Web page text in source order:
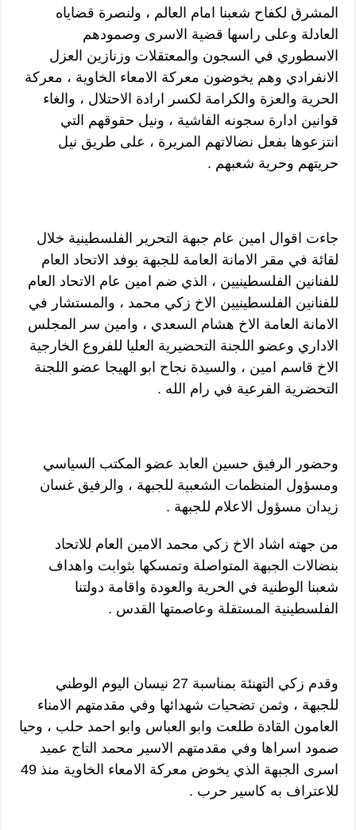
المشرق لكفاح شعبنا امام العالم ، ولنصرة قضاياه
العادلة وعلى راسها قضية الاسرى وصمودهم
الاسطوري في السجون والمعتقلات وزنازين العزل
الانفرادي وهم يخوضون معركة الامعاء الخاوية ، معركة
الحرية والعزة والكرامة لكسر ارادة الاحتلال ، والغاء
قوانين ادارة سجونه الفاشية ، ونيل حقوقهم التي
انتزعوها بفعل نضالاتهم المريرة ، على طريق نيل
حريتهم وحرية شعبهم .
جاءت اقوال امين عام جبهة التحرير الفلسطينية خلال
لقائة في مقر الامانة العامة للجبهة بوفد الاتحاد العام
للفنانين الفلسطينيين ، الذي ضم امين عام الاتحاد العام
للفنانين الفلسطينيين الاخ زكي محمد ، والمستشار في
الامانة العامة الاخ هشام السعدي ، وامين سر المجلس
الاداري وعضو اللجنة التحضيرية العليا للفروع الخارجية
الاخ قاسم امين ، والسيدة نجاح ابو الهيجا عضو اللجنة
التحضرية الفرعية في رام الله .
وحضور الرفيق حسين العابد عضو المكتب السياسي
ومسؤول المنظمات الشعبية للجبهة ، والرفيق غسان
زيدان مسؤول الاعلام للجبهة .
من جهته اشاد الاخ زكي محمد الامين العام للاتحاد
بنضالات الجبهة المتواصلة وتمسكها بثوابت واهداف
شعبنا الوطنية في الحرية والعودة واقامة دولتنا
الفلسطينية المستقلة وعاصمتها القدس .
وقدم زكي التهنئة بمناسبة 27 نيسان اليوم الوطني
للجبهة ، وثمن تضحيات شهدائها وفي مقدمتهم الامناء
العامون القادة طلعت وابو العباس وابو احمد حلب ، وحيا
صمود اسراها وفي مقدمتهم الاسير محمد التاج عميد
اسرى الجبهة الذي يخوض معركة الامعاء الخاوية منذ 49
للاعتراف به كاسير حرب .